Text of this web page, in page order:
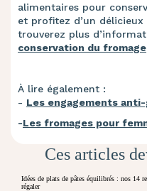
alimentaires pour
et profitez d’un
trouverez plus
conservation du fromage
À lire également :
- Les engagements
-Les fromages pour
Ces articles
Idées de plats de pâtes équilibrés : nos 14
régaler